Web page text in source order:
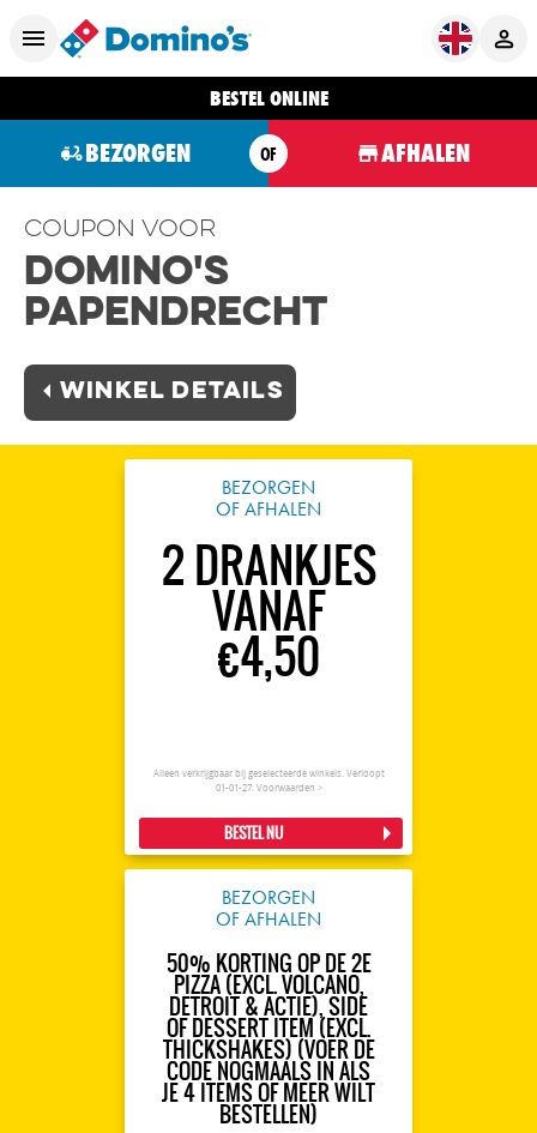
BESTEL ONLINE
BEZORGEN OF AFHALEN
Coupon voor
Domino's
Papendrecht
Winkel Details
BEZORGEN
OF AFHALEN
2 DRANKJES
VANAF
€4,50
Alleen verkrijgbaar bij geselecteerde winkels. Verloopt
01-01-27. Voorwaarden >
BESTEL NU
BEZORGEN
OF AFHALEN
50% KORTING OP DE 2E
PIZZA (EXCL. VOLCANO,
DETROIT & ACTIE), SIDE
OF DESSERT ITEM (EXCL.
THICKSHAKES) (VOER DE
CODE NOGMAALS IN ALS
JE 4 ITEMS OF MEER WILT
BESTELLEN)